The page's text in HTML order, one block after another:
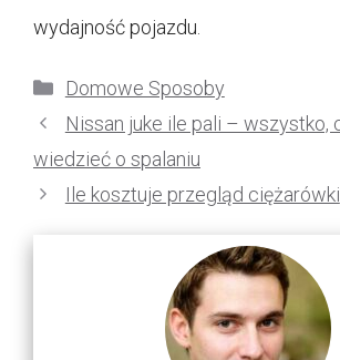
wydajność pojazdu.
Kategorie
Domowe Sposoby
Nissan juke ile pali – wszystko,
wiedzieć o spalaniu
Ile kosztuje przegląd ciężarówki